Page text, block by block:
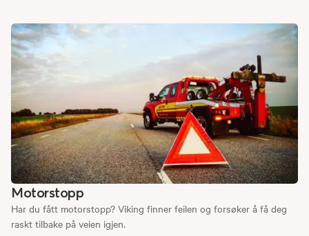
Motorstopp
Har du fått motorstopp? Viking finner feilen og forsøker å få deg
raskt tilbake på veien igjen.